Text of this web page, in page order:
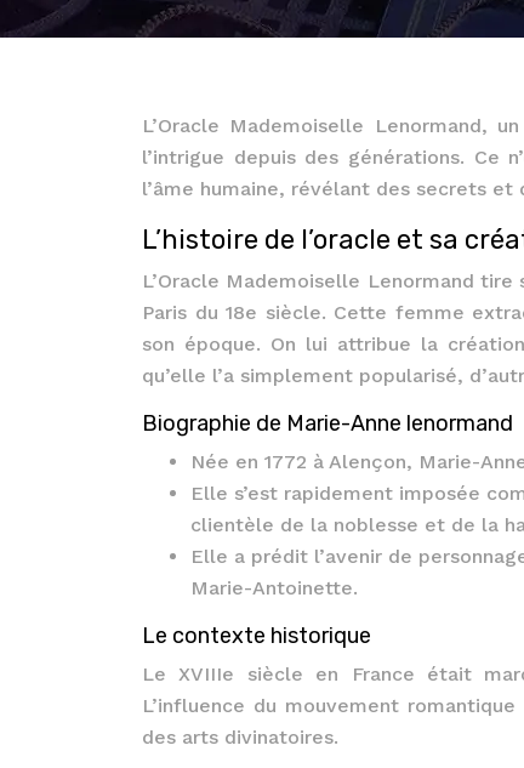
L’Oracle Mademoiselle Lenormand,
l’intrigue depuis des générations. Ce
l’âme humaine, révélant des secrets
L’histoire de l’oracle et sa
L’Oracle Mademoiselle Lenormand
Paris du 18e siècle. Cette femme
son époque. On lui attribue la
qu’elle l’a simplement popularisé,
Biographie de Marie-Anne lenormand
Née en 1772 à Alençon, Marie-
Elle s’est rapidement imposée
clientèle de la noblesse et de la
Elle a prédit l’avenir de
Marie-Antoinette.
Le contexte historique
Le XVIIIe siècle en France était
L’influence du mouvement
des arts divinatoires.